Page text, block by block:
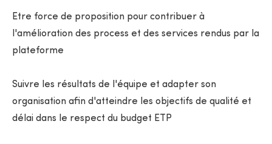
Etre force de proposition pour contribuer à
l'amélioration des process et des services rendus par la
plateforme
Suivre les résultats de l'équipe et adapter son
organisation afin d'atteindre les objectifs de qualité et
délai dans le respect du budget ETP